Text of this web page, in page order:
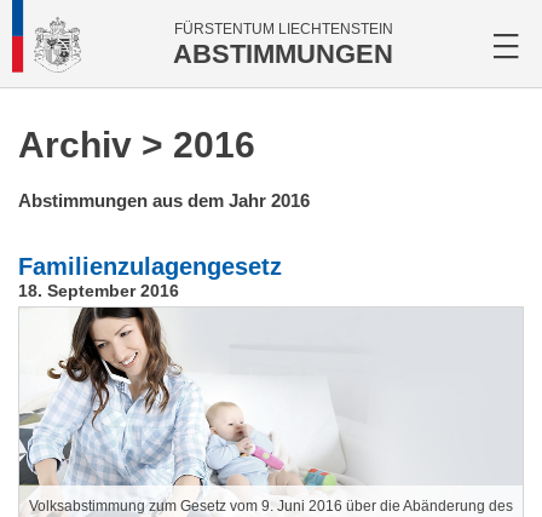
FÜRSTENTUM LIECHTENSTEIN
ABSTIMMUNGEN
Archiv > 2016
Abstimmungen aus dem Jahr 2016
Familienzulagengesetz
18. September 2016
Volksabstimmung zum Gesetz vom 9. Juni 2016 über die Abänderung des